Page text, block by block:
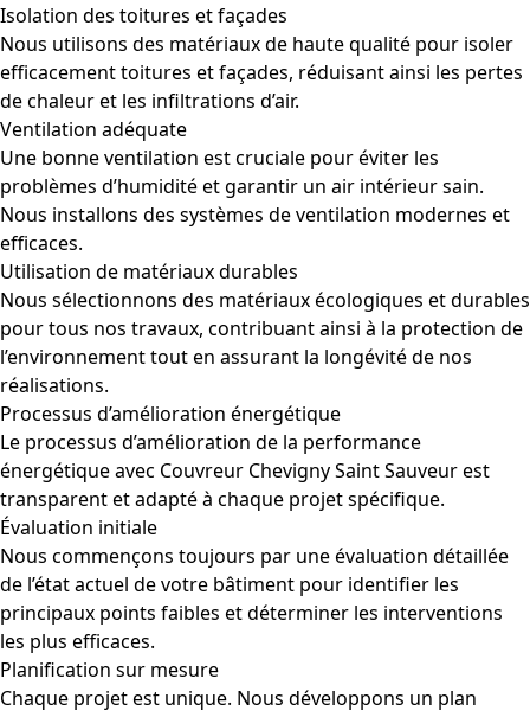
Isolation des toitures et façades
Nous utilisons des matériaux de haute qualité pour isoler
efficacement toitures et façades, réduisant ainsi les pertes
de chaleur et les infiltrations d’air.
Ventilation adéquate
Une bonne ventilation est cruciale pour éviter les
problèmes d’humidité et garantir un air intérieur sain.
Nous installons des systèmes de ventilation modernes et
efficaces.
Utilisation de matériaux durables
Nous sélectionnons des matériaux écologiques et durables
pour tous nos travaux, contribuant ainsi à la protection de
l’environnement tout en assurant la longévité de nos
réalisations.
Processus d’amélioration énergétique
Le processus d’amélioration de la performance
énergétique avec Couvreur Chevigny Saint Sauveur est
transparent et adapté à chaque projet spécifique.
Évaluation initiale
Nous commençons toujours par une évaluation détaillée
de l’état actuel de votre bâtiment pour identifier les
principaux points faibles et déterminer les interventions
les plus efficaces.
Planification sur mesure
Chaque projet est unique. Nous développons un plan